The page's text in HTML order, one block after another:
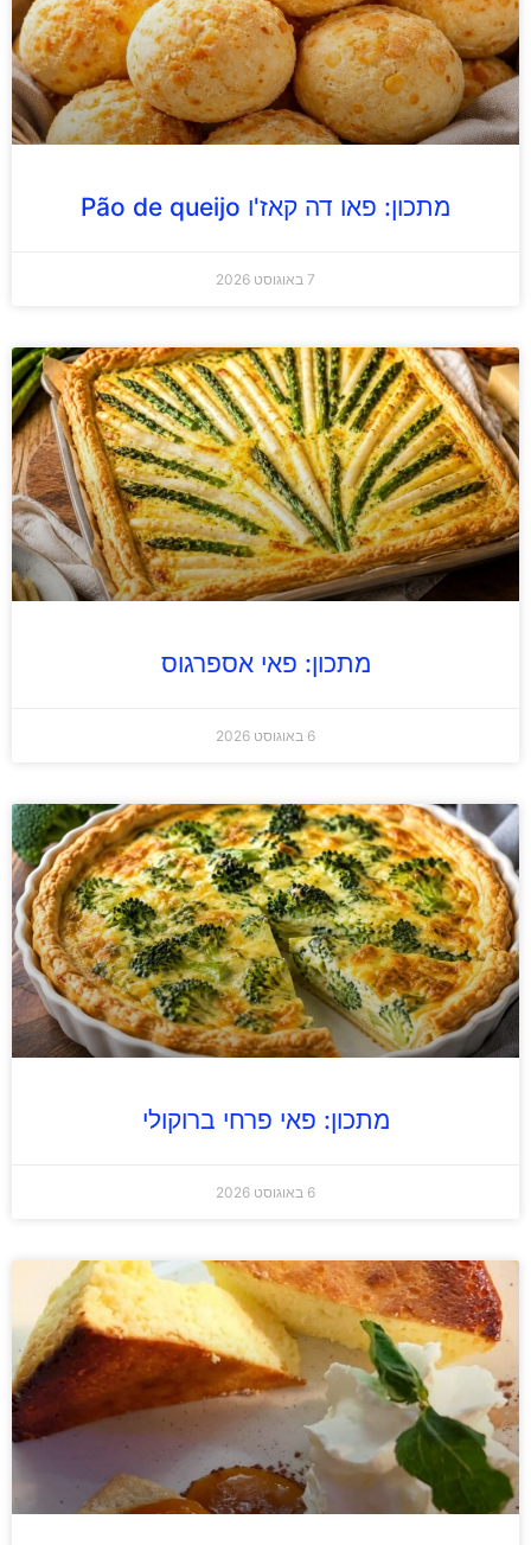
מתכון: פאו דה קאז'ו Pão de queijo
7 באוגוסט 2026
מתכון: פאי אספרגוס
6 באוגוסט 2026
מתכון: פאי פרחי ברוקולי
6 באוגוסט 2026